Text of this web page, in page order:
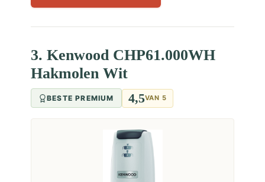
3. Kenwood CHP61.000WH
Hakmolen Wit
BESTE PREMIUM 4,5VAN 5